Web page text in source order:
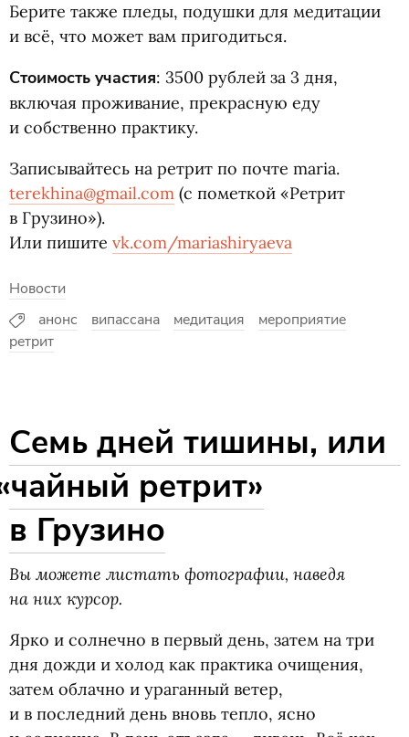
Берите также пледы, подушки для медитации
и всё, что может вам пригодиться.
Стоимость участия: 3500 рублей за 3 дня,
включая проживание, прекрасную еду
и собственно практику.
Записывайтесь на ретрит по почте maria.
terekhina@gmail.com (с пометкой «Ретрит
в Грузино»).
Или пишите vk.com/mariashiryaeva
Новости
анонс
випассана медитация
мероприятие
ретрит
Семь дней тишины, или
чайный ретрит»
в Грузино
Вы можете листать фотографии, наведя
на них курсор.
Ярко и солнечно в первый день, затем на три
дня дожди и холод как практика очищения,
затем облачно и ураганный ветер,
и в последний день вновь тепло, ясно